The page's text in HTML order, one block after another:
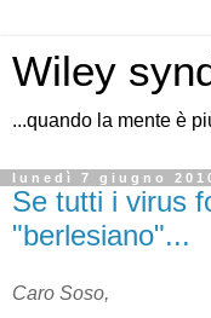
Wiley
...quando la mente è
lunedì 7 giugno
Se tutti i virus
"berlesiano"...
Caro Soso,